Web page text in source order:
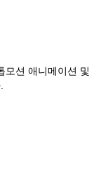
션 애니메이션 및